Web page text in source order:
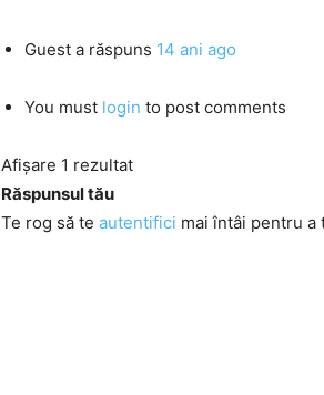
Guest a răspuns 14 ani ago
You must login to post comments
Afișare 1 rezultat
Răspunsul tău
Te rog să te autentifici mai întâi pentru a